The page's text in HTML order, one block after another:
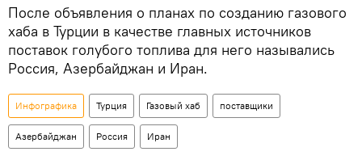
После объявления о планах по созданию газового
хаба в Турции в качестве главных источников
поставок голубого топлива для него назывались
Россия, Азербайджан и Иран.
Инфографика Турция Газовый хаб поставщики
Азербайджан Россия Иран